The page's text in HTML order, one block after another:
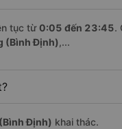
tục từ0:05 đến 23:45.
(Bình Định),...
Định) khai thác.